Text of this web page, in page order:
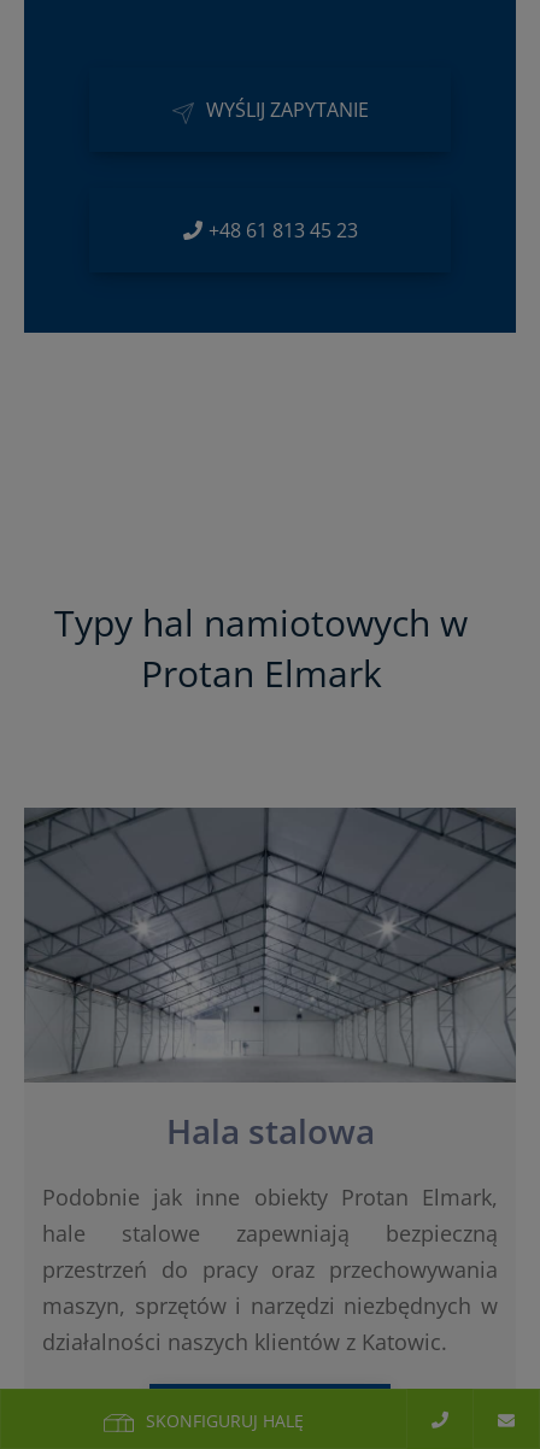
SKONFIGURUJ HALĘ
WYŚLIJ ZAPYTANIE
+48 61 813 45 23
Typy hal namiotowych w
Protan Elmark
Hala stalowa
Podobnie jak inne obiekty Protan Elmark,
hale stalowe zapewniają bezpieczną
przestrzeń do pracy oraz przechowywania
maszyn, sprzętów i narzędzi niezbędnych w
działalności naszych klientów z Katowic.
WYŚLIJ ZAPYTANIE